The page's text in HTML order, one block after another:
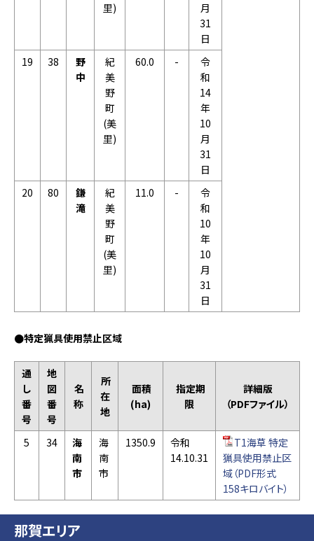
里)
月
31
日
19
38
野
中
紀
美
野
町
(美
里)
60.0 -
令
和
14
年
10
月
31
日
20
80
鎌
滝
紀
美
野
町
(美
里)
11.0 -
令
和
10
年
10
月
31
日
●特定猟具使用禁止区域
通
し
番
号
地
図
番
号
名
称
所
在
地
面積
(ha)
指定期
限
詳細版
（PDFファイル）
5 34
海
南
市
海
南
市
1350.9
令和
14.10.31
T1海草 特定
猟具使用禁止区
域（PDF形式
158キロバイト）
那賀エリア